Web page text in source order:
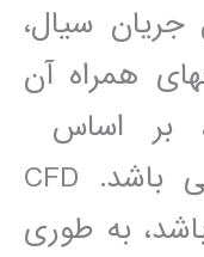
سيال،
ھمراه آن
بر اساس
شبيهسازی کامپيوتری می باشد. CFD
به طوری